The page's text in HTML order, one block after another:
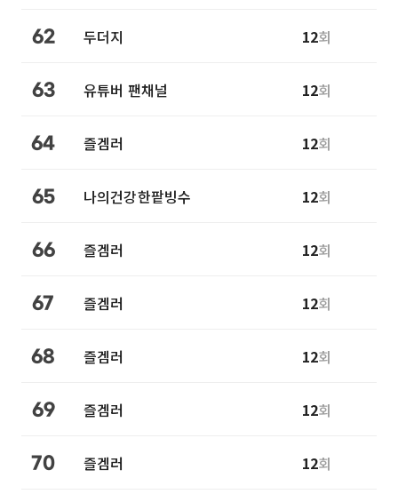
62 두더지 12회
63 유튜버 팬채널 12회
64 즐겜러 12회
65 나의건강한팥빙수 12회
66 즐겜러 12회
67 즐겜러 12회
68 즐겜러 12회
69 즐겜러 12회
70 즐겜러 12회